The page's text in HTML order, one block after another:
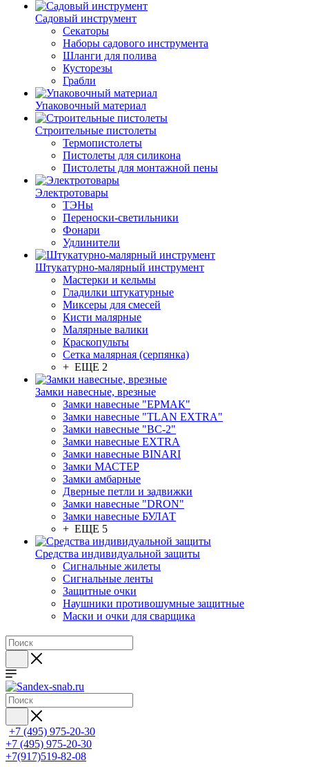
Садовый инструмент
Секаторы
Наборы садового инструмента
Шланги для полива
Кусторезы
Грабли
Упаковочный материал
Строительные пистолеты
Термопистолеты
Пистолеты для силикона
Пистолеты для монтажной пены
Электротовары
ТЭНы
Переноски-светильники
Фонари
Удлинители
Штукатурно-малярный инструмент
Мастерки и кельмы
Гладилки штукатурные
Миксеры для смесей
Кисти малярные
Малярные валики
Краскопульты
Сетка малярная (серпянка)
+ ЕЩЕ 2
Замки навесные, врезные
Замки навесные "ЕРМАК"
Замки навесные "TLAN EXTRA"
Замки навесные "ВС-2"
Замки навесные EXTRA
Замки навесные BINARI
Замки МАСТЕР
Замки амбарные
Дверные петли и задвижки
Замки навесные "DRON"
Замки навесные БУЛАТ
+ ЕЩЕ 5
Средства индивидуальной защиты
Сигнальные жилеты
Сигнальные ленты
Защитные очки
Наушники противошумные защитные
Маски и очки для сварщика
+7 (495) 975-20-30
+7 (495) 975-20-30
+7(917)519-82-08